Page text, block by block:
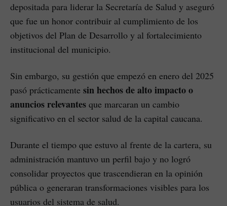
depositada para liderar la Secretaría de Salud y aseguró
que fue un honor contribuir al cumplimiento de los
objetivos del Plan de Desarrollo y al fortalecimiento
institucional del municipio.
Sin embargo, su gestión que empezó en enero del 2025
pasó prácticamente sin hechos de alto impacto o
anuncios relevantes que marcaran un cambio
significativo en el sector salud de la capital caucana.
Durante el tiempo que estuvo al frente de la cartera, su
administración mantuvo un perfil bajo y no logró
consolidar proyectos que trascendieran en la opinión
pública o generaran transformaciones visibles para los
usuarios del sistema de salud.